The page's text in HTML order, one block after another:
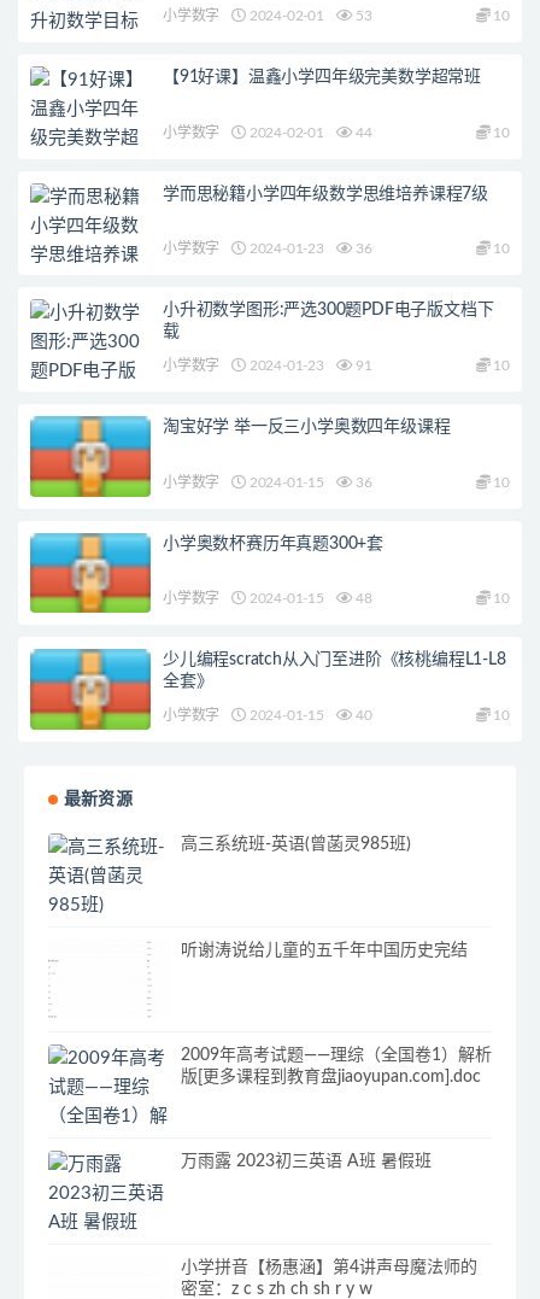
小学数字 2024-02-01 53 10
【91好课】温鑫小学四年级完美数学超常班
小学数字 2024-02-01 44 10
学而思秘籍小学四年级数学思维培养课程7级
小学数字 2024-01-23 36 10
小升初数学图形:严选300题PDF电子版文档下
载
小学数字 2024-01-23 91 10
淘宝好学 举一反三小学奥数四年级课程
小学数字 2024-01-15 36 10
小学奥数杯赛历年真题300+套
小学数字 2024-01-15 48 10
少儿编程scratch从入门至进阶《核桃编程L1-L8
全套》
小学数字 2024-01-15 40 10
最新资源
高三系统班-英语(曾菡灵985班)
听谢涛说给儿童的五千年中国历史完结
2009年高考试题——理综（全国卷1）解析
版[更多课程到教育盘jiaoyupan.com].doc
万雨露 2023初三英语 A班 暑假班
小学拼音【杨惠涵】第4讲声母魔法师的
密室：z c s zh ch sh r y w